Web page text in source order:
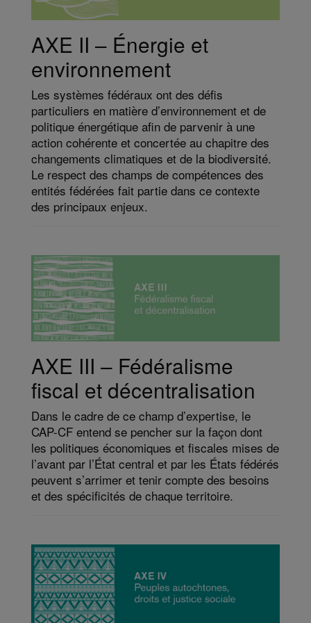
AXE II – Énergie et
environnement
Les systèmes fédéraux ont des défis
particuliers en matière d’environnement et de
politique énergétique afin de parvenir à une
action cohérente et concertée au chapitre des
changements climatiques et de la biodiversité.
Le respect des champs de compétences des
entités fédérées fait partie dans ce contexte
des principaux enjeux.​
AXE III – Fédéralisme
fiscal et décentralisation
Dans le cadre de ce champ d’expertise, le
CAP-CF entend se pencher sur la façon dont
les politiques économiques et fiscales mises de
l’avant par l’État central et par les États fédérés
peuvent s’arrimer et tenir compte des besoins
et des spécificités de chaque territoire.​